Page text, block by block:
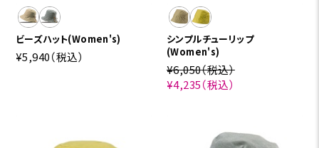
ビーズハット(Women's)
¥5,940（税込）
シンプルチューリップ
(Women's)
¥6,050（税込）
¥4,235（税込）